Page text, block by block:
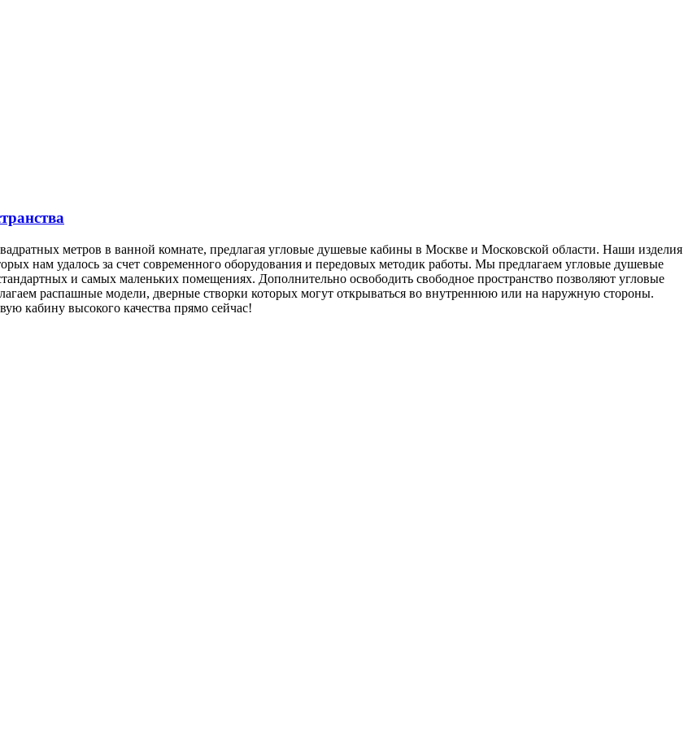
метров в ванной комнате, предлагая угловые душевые кабины в Москве и Московской области. Наши изделия
нам удалось за счет современного оборудования и передовых методик работы. Мы предлагаем угловые душевые
и самых маленьких помещениях. Дополнительно освободить свободное пространство позволяют угловые
распашные модели, дверные створки которых могут открываться во внутреннюю или на наружную стороны.
кабину высокого качества прямо сейчас!